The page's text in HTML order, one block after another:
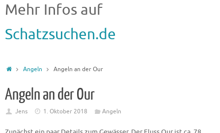
Mehr Infos auf
Schatzsuchen.de
Angeln Angeln an der Our
Angeln an der Our
Jens 1. Oktober 2018 Angeln